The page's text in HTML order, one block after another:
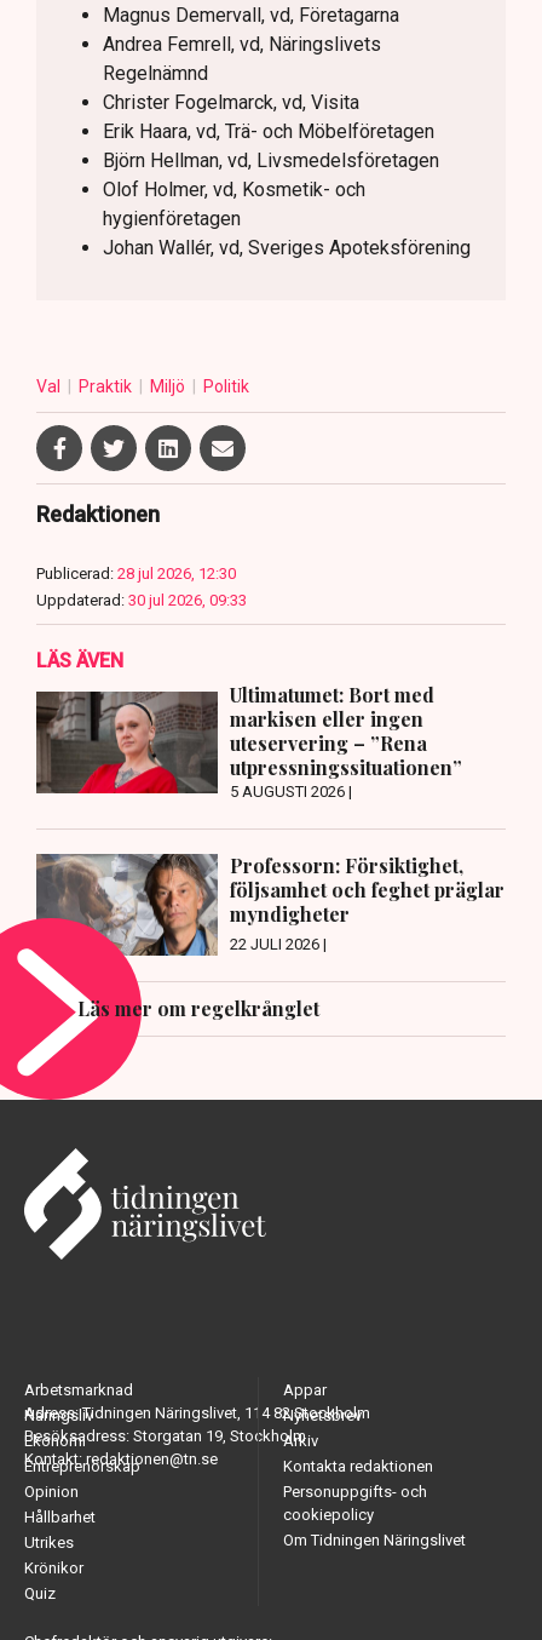
Magnus Demervall, vd, Företagarna
Andrea Femrell, vd, Näringslivets
Regelnämnd
Christer Fogelmarck, vd, Visita
Erik Haara, vd, Trä- och Möbelföretagen
Björn Hellman, vd, Livsmedelsföretagen
Olof Holmer, vd, Kosmetik- och
hygienföretagen
Johan Wallér, vd, Sveriges Apoteksförening
Val Praktik Miljö Politik
Redaktionen
Publicerad: 28 jul 2026, 12:30
Uppdaterad: 30 jul 2026, 09:33
LÄS ÄVEN
Ultimatumet: Bort med
markisen eller ingen
uteservering – ”Rena
utpressningssituationen”
5 AUGUSTI 2026 |
Professorn: Försiktighet,
följsamhet och feghet präglar
myndigheter
22 JULI 2026 |
Läs mer om regelkrånglet
Adress: Tidningen Näringslivet, 114 82 Stockholm
Besöksadress: Storgatan 19, Stockholm
Kontakt: redaktionen@tn.se
Arbetsmarknad
Näringsliv
Ekonomi
Entreprenörskap
Opinion
Hållbarhet
Utrikes
Krönikor
Quiz
Appar
Nyhetsbrev
Arkiv
Kontakta redaktionen
Personuppgifts- och
cookiepolicy
Om Tidningen Näringslivet